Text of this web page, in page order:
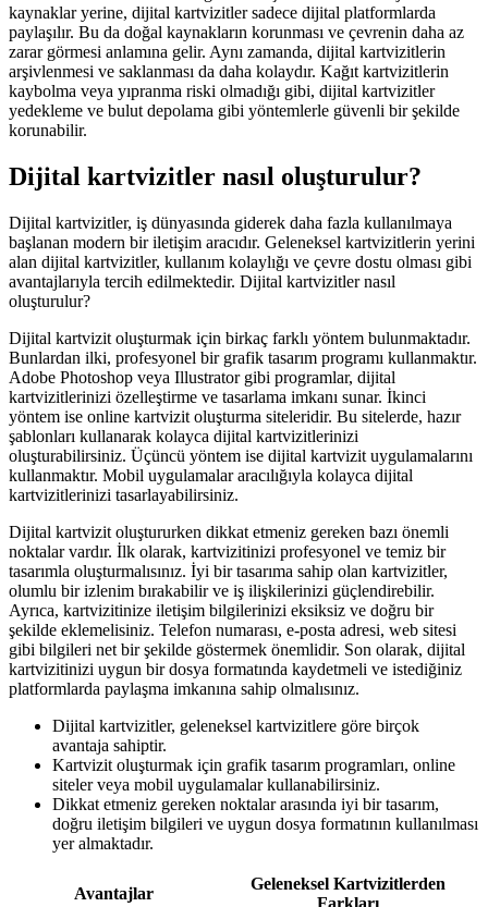
kaynaklar yerine, dijital kartvizitler sadece dijital platformlarda
paylaşılır. Bu da doğal kaynakların korunması ve çevrenin daha az
zarar görmesi anlamına gelir. Aynı zamanda, dijital kartvizitlerin
arşivlenmesi ve saklanması da daha kolaydır. Kağıt kartvizitlerin
kaybolma veya yıpranma riski olmadığı gibi, dijital kartvizitler
yedekleme ve bulut depolama gibi yöntemlerle güvenli bir şekilde
korunabilir.
Dijital kartvizitler nasıl oluşturulur?
Dijital kartvizitler, iş dünyasında giderek daha fazla kullanılmaya
başlanan modern bir iletişim aracıdır. Geleneksel kartvizitlerin yerini
alan dijital kartvizitler, kullanım kolaylığı ve çevre dostu olması gibi
avantajlarıyla tercih edilmektedir. Dijital kartvizitler nasıl
oluşturulur?
Dijital kartvizit oluşturmak için birkaç farklı yöntem bulunmaktadır.
Bunlardan ilki, profesyonel bir grafik tasarım programı kullanmaktır.
Adobe Photoshop veya Illustrator gibi programlar, dijital
kartvizitlerinizi özelleştirme ve tasarlama imkanı sunar. İkinci
yöntem ise online kartvizit oluşturma siteleridir. Bu sitelerde, hazır
şablonları kullanarak kolayca dijital kartvizitlerinizi
oluşturabilirsiniz. Üçüncü yöntem ise dijital kartvizit uygulamalarını
kullanmaktır. Mobil uygulamalar aracılığıyla kolayca dijital
kartvizitlerinizi tasarlayabilirsiniz.
Dijital kartvizit oluştururken dikkat etmeniz gereken bazı önemli
noktalar vardır. İlk olarak, kartvizitinizi profesyonel ve temiz bir
tasarımla oluşturmalısınız. İyi bir tasarıma sahip olan kartvizitler,
olumlu bir izlenim bırakabilir ve iş ilişkilerinizi güçlendirebilir.
Ayrıca, kartvizitinize iletişim bilgilerinizi eksiksiz ve doğru bir
şekilde eklemelisiniz. Telefon numarası, e-posta adresi, web sitesi
gibi bilgileri net bir şekilde göstermek önemlidir. Son olarak, dijital
kartvizitinizi uygun bir dosya formatında kaydetmeli ve istediğiniz
platformlarda paylaşma imkanına sahip olmalısınız.
Dijital kartvizitler, geleneksel kartvizitlere göre birçok
avantaja sahiptir.
Kartvizit oluşturmak için grafik tasarım programları, online
siteler veya mobil uygulamalar kullanabilirsiniz.
Dikkat etmeniz gereken noktalar arasında iyi bir tasarım,
doğru iletişim bilgileri ve uygun dosya formatının kullanılması
yer almaktadır.
Avantajlar
Geleneksel Kartvizitlerden
Farkları